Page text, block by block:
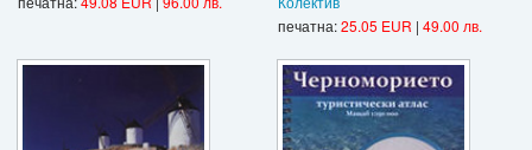
печатна:25.05 EUR | 49.00 лв.